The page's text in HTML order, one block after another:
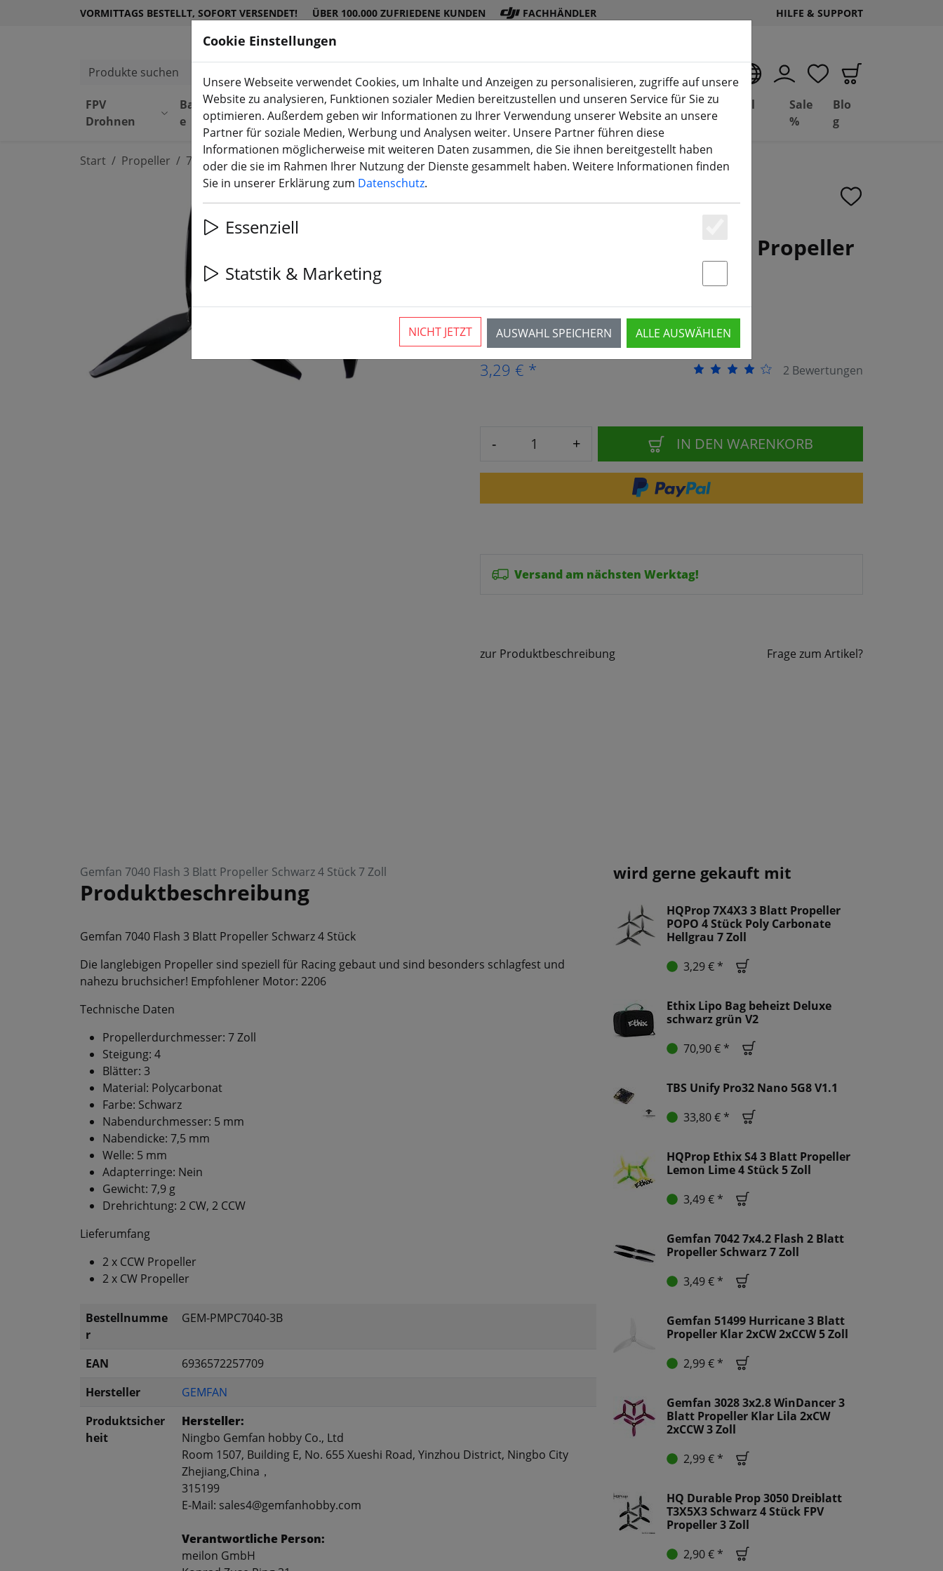
VORMITTAGS BESTELLT, SOFORT VERSENDET! ÜBER 100.000 ZUFRIEDENE KUNDEN FACHHÄNDLER HILFE & SUPPORT
Produkte suchen
FPV
Drohnen
Bauteil
e
Equipmen
t
DJI
Shop
Akku
s
Propelle
r
Zubehö
r
3D
Druck(aktuelle Seite)
Deal
Depot
Basil
Sale
%
Blo
g
Start Propeller 7 Zoll Propeller (Long Range)
Gemfan 7040 Flash 3 Blatt Propeller
Schwarz 4 Stück 7 Zoll
Mehr als 10 verfügbar
2 Bewertungen
3,29 € *
- + IN DEN WARENKORB
Versand am nächsten Werktag!
zur Produktbeschreibung Frage zum Artikel?
Gemfan 7040 Flash 3 Blatt Propeller Schwarz 4 Stück 7 Zoll
Produktbeschreibung
Gemfan 7040 Flash 3 Blatt Propeller Schwarz 4 Stück
Die langlebigen Propeller sind speziell für Racing gebaut und sind besonders schlagfest und
nahezu bruchsicher! Empfohlener Motor: 2206
Technische Daten
Propellerdurchmesser: 7 Zoll
Steigung: 4
Blätter: 3
Material: Polycarbonat
Farbe: Schwarz
Nabendurchmesser: 5 mm
Nabendicke: 7,5 mm
Welle: 5 mm
Adapterringe: Nein
Gewicht: 7,9 g
Drehrichtung: 2 CW, 2 CCW
Lieferumfang
2 x CCW Propeller
2 x CW Propeller
Bestellnumme
r
GEM-PMPC7040-3B
EAN
6936572257709
Hersteller
GEMFAN
Produktsicher
heit
Hersteller:
Ningbo Gemfan hobby Co., Ltd
Room 1507, Building E, No. 655 Xueshi Road, Yinzhou District, Ningbo City
Zhejiang,China，
315199
E-Mail: sales4@gemfanhobby.com
Verantwortliche Person:
meilon GmbH
wird gerne gekauft mit
HQProp 7X4X3 3 Blatt Propeller
POPO 4 Stück Poly Carbonate
Hellgrau 7 Zoll
3,29 € *
Ethix Lipo Bag beheizt Deluxe
schwarz grün V2
70,90 € *
TBS Unify Pro32 Nano 5G8 V1.1
33,80 € *
HQProp Ethix S4 3 Blatt Propeller
Lemon Lime 4 Stück 5 Zoll
3,49 € *
Gemfan 7042 7x4.2 Flash 2 Blatt
Propeller Schwarz 7 Zoll
3,49 € *
Gemfan 51499 Hurricane 3 Blatt
Propeller Klar 2xCW 2xCCW 5 Zoll
2,99 € *
Gemfan 3028 3x2.8 WinDancer 3
Blatt Propeller Klar Lila 2xCW
2xCCW 3 Zoll
2,99 € *
HQ Durable Prop 3050 Dreiblatt
T3X5X3 Schwarz 4 Stück FPV
Propeller 3 Zoll
2,90 € *
Cookie Einstellungen
Unsere Webseite verwendet Cookies, um Inhalte und Anzeigen zu personalisieren, zugriffe auf unsere
Website zu analysieren, Funktionen sozialer Medien bereitzustellen und unseren Service für Sie zu
optimieren. Außerdem geben wir Informationen zu Ihrer Verwendung unserer Website an unsere
Partner für soziale Medien, Werbung und Analysen weiter. Unsere Partner führen diese
Informationen möglicherweise mit weiteren Daten zusammen, die Sie ihnen bereitgestellt haben
oder die sie im Rahmen Ihrer Nutzung der Dienste gesammelt haben. Weitere Informationen finden
Sie in unserer Erklärung zum Datenschutz.
Essenziell
Essenziell
Statstik & Marketing
AUSWAHL SPEICHERN ALLE AUSWÄHLEN
NICHT JETZT